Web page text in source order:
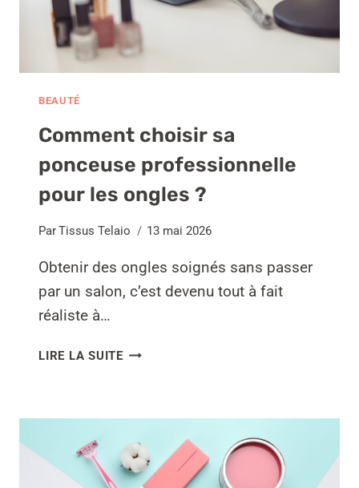
BEAUTÉ
Comment choisir sa
ponceuse professionnelle
pour les ongles ?
ParTissus Telaio 13 mai 2026
Obtenir des ongles soignés sans passer
par un salon, c’est devenu tout à fait
réaliste à…
LIRE LA SUITECOMMENT
POUR
LES